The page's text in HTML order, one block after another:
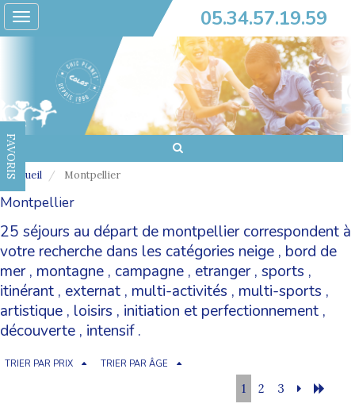
Toggle
navigation
05.34.57.19.59
FAVORIS
Accueil Montpellier
Montpellier
25 séjours au départ de montpellier correspondent à
votre recherche dans les catégories neige , bord de
mer, montagne , campagne , etranger, sports ,
itinérant , externat , multi-activités , multi-sports ,
artistique , loisirs , initiation et perfectionnement ,
découverte , intensif.
TRIER PAR PRIX TRIER PAR ÂGE
1 2 3